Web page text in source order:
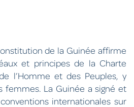
de la Guinée affirme
et principes de la Charte
l’Homme et des Peuples, y
femmes. La Guinée a signé et
internationales sur